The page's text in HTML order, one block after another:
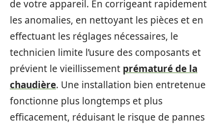
de votre appareil. En corrigeant rapidement
les anomalies, en nettoyant les pièces et en
effectuant les réglages nécessaires, le
technicien limite l’usure des composants et
prévient le vieillissement prématuré de la
chaudière. Une installation bien entretenue
fonctionne plus longtemps et plus
efficacement, réduisant le risque de pannes